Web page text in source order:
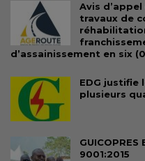
Avis
travaux de
d’assainissement en six
EDG justifie
plusieurs
9001:2015